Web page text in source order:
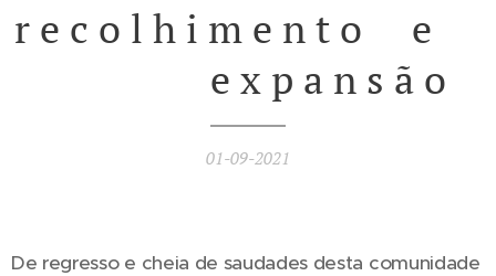
r e c o l h i m e n t o e
e x p a n s ã o
01-09-2021
De regresso e cheia de saudades desta comunidade